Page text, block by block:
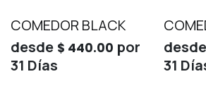
COMEDOR BLACK
desde $ 440.00 por
31 Días
desde
31